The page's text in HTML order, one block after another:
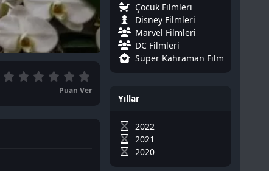
Puan Ver
Çocuk Filmleri
Disney Filmleri
Marvel Filmleri
DC Filmleri
Süper Kahraman Filmleri
Yıllar
2022
2021
2020